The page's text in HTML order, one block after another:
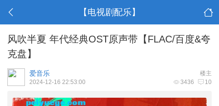
【电视剧配乐】
风吹半夏 年代经典OST原声带【FLAC/百度&夸
克盘】
楼主
爱音乐
3436 10
2024-12-16 22:53:00